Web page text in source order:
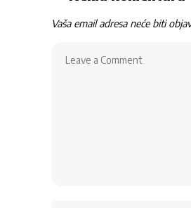
Vaša email adresa neće biti